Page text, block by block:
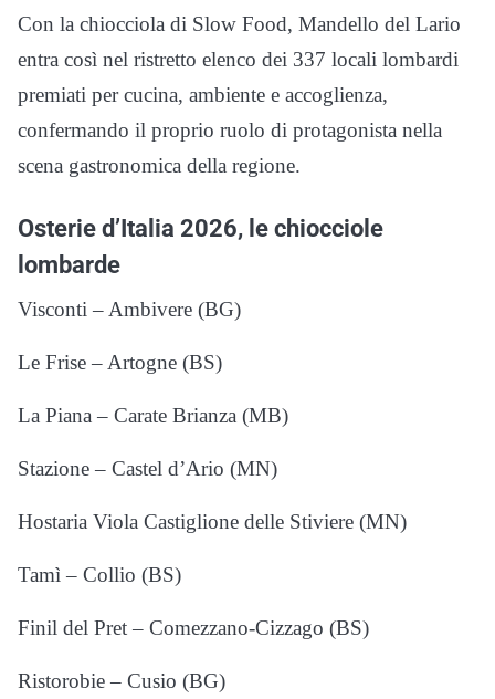
Con la chiocciola di Slow Food, Mandello del Lario
entra così nel ristretto elenco dei 337 locali lombardi
premiati per cucina, ambiente e accoglienza,
confermando il proprio ruolo di protagonista nella
scena gastronomica della regione.
Osterie d’Italia 2026, le chiocciole
lombarde
Visconti – Ambivere (BG)
Le Frise – Artogne (BS)
La Piana – Carate Brianza (MB)
Stazione – Castel d’Ario (MN)
Hostaria Viola Castiglione delle Stiviere (MN)
Tamì – Collio (BS)
Finil del Pret – Comezzano-Cizzago (BS)
Ristorobie – Cusio (BG)